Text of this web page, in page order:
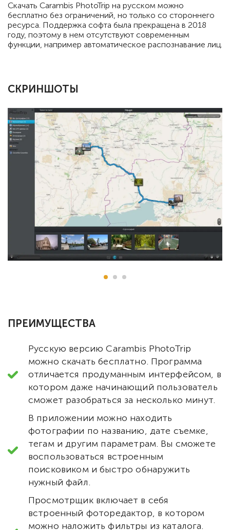
Скачать Carambis PhotoTrip на русском можно
бесплатно без ограничений, но только со стороннего
ресурса. Поддержка софта была прекращена в 2018
году, поэтому в нем отсутствуют современным
функции, например автоматическое распознавание лиц.
СКРИНШОТЫ
ПРЕИМУЩЕСТВА
Русскую версию Carambis PhotoTrip
можно скачать бесплатно. Программа
отличается продуманным интерфейсом, в
котором даже начинающий пользователь
сможет разобраться за несколько минут.
В приложении можно находить
фотографии по названию, дате съемке,
тегам и другим параметрам. Вы сможете
воспользоваться встроенным
поисковиком и быстро обнаружить
нужный файл.
Просмотрщик включает в себя
встроенный фоторедактор, в котором
можно наложить фильтры из каталога.